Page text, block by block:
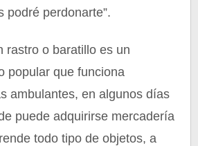
podré perdonarte”.
rastro o baratillo es un
popular que funciona
ambulantes, en algunos días
puede adquirirse mercadería
todo tipo de objetos, a